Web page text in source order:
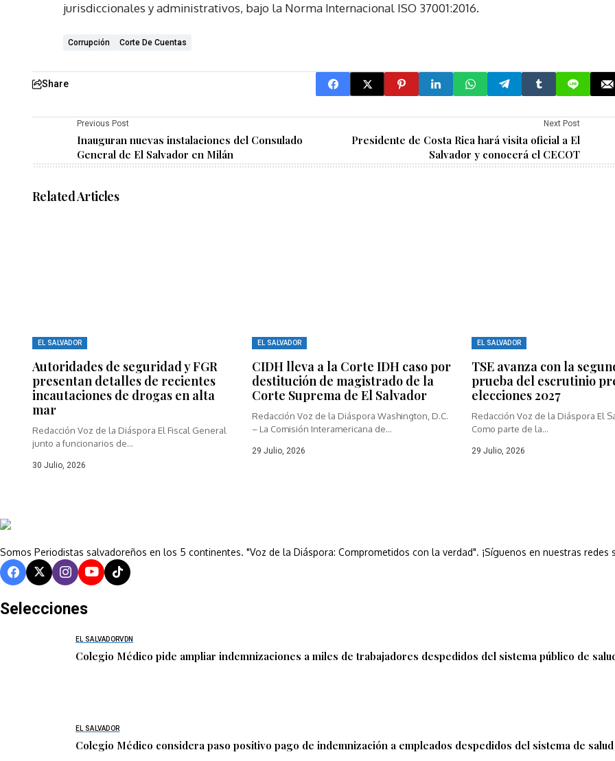
jurisdiccionales y administrativos, bajo la Norma Internacional ISO 37001:2016.
Corrupción Corte De Cuentas
Share
Previous Post
Inauguran nuevas instalaciones del Consulado
General de El Salvador en Milán
Next Post
Presidente de Costa Rica hará visita oficial a El
Salvador y conocerá el CECOT
Related Articles
EL SALVADOR
Autoridades de seguridad y FGR
presentan detalles de recientes
incautaciones de drogas en alta
mar
Redacción Voz de la Diáspora El Fiscal General
junto a funcionarios de...
30 Julio, 2026
EL SALVADOR
CIDH lleva a la Corte IDH caso por
destitución de magistrado de la
Corte Suprema de El Salvador
Redacción Voz de la Diáspora Washington, D.C.
– La Comisión Interamericana de...
29 Julio, 2026
EL SALVADOR
TSE avanza con la
prueba del escrutinio
elecciones 2027
Redacción Voz de la Diáspora El
Como parte de la...
29 Julio, 2026
Somos Periodistas salvadoreños en los 5 continentes. "Voz de la Diáspora: Comprometidos con la verdad". ¡Síguenos en nuestras redes
Selecciones
EL SALVADORVDN
Colegio Médico pide ampliar indemnizaciones a miles de trabajadores despedidos del sistema público de
EL SALVADOR
Colegio Médico considera paso positivo pago de indemnización a empleados despedidos del sistema de salud